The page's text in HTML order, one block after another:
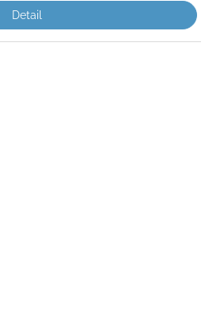
hvězdiček.
Detail